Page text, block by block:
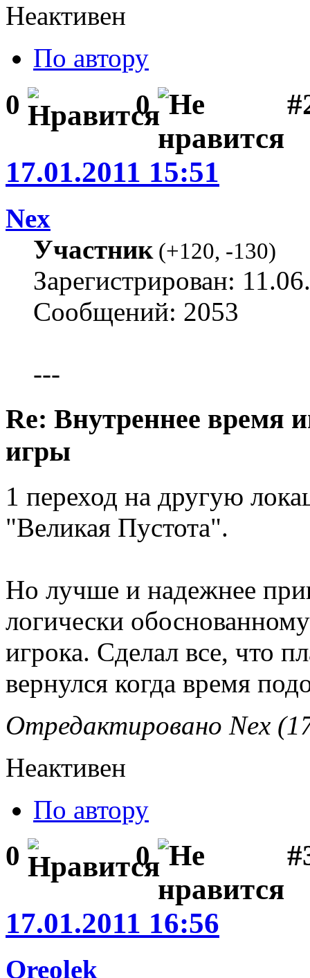
Неактивен
По автору
0 0
17.01.2011 15:51
Nex
Участник(+120, -130)
Зарегистрирован:
Сообщений: 2053
---
Re: Внутреннее время
игры
1 переход на другую
"Великая Пустота".
Но лучше и надежнее
логически
игрока. Сделал все, что
вернулся когда время
Отредактировано Nex
Неактивен
По автору
0 0
17.01.2011 16:56
Oreolek